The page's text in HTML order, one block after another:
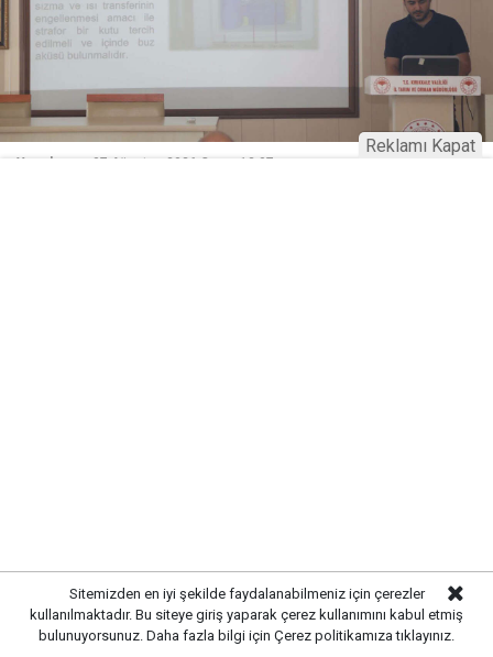
Yayınlanma: 07 Ağustos 2026 Cuma 13:07
Sitemizden en iyi şekilde faydalanabilmeniz için çerezler
kullanılmaktadır. Bu siteye giriş yaparak çerez kullanımını kabul etmiş
bulunuyorsunuz. Daha fazla bilgi için Çerez politikamıza tıklayınız.
Reklamı Kapat